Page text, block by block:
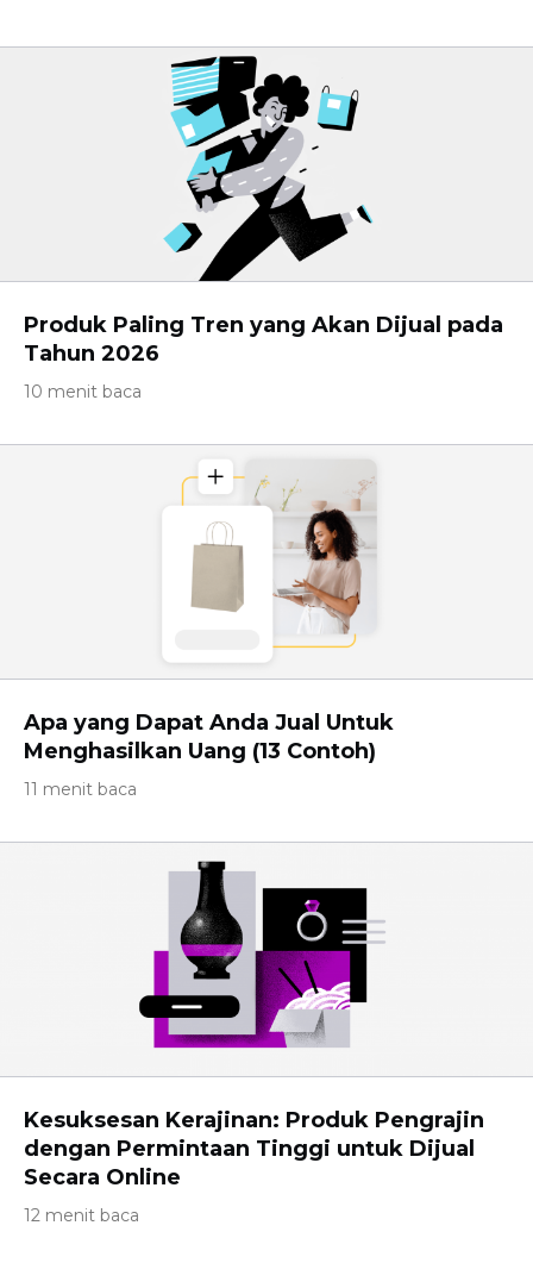
Produk Paling Tren yang Akan Dijual pada
Tahun 2026
10 menit baca
Apa yang Dapat Anda Jual Untuk
Menghasilkan Uang (13 Contoh)
11 menit baca
Kesuksesan Kerajinan: Produk Pengrajin
dengan Permintaan Tinggi untuk Dijual
Secara Online
12 menit baca